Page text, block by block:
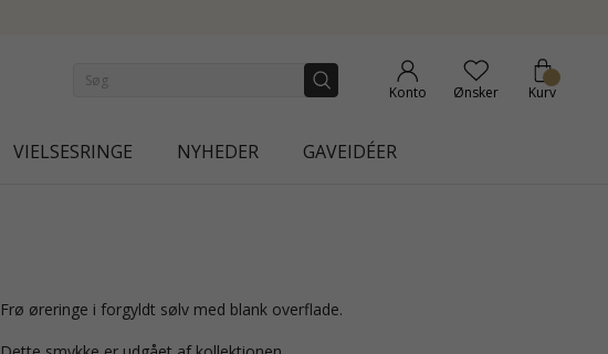
Konto Ønsker Kurv
VIELSESRINGE NYHEDER GAVEIDÉER
frø øreringe i forgyldt sølv med blank overflade.